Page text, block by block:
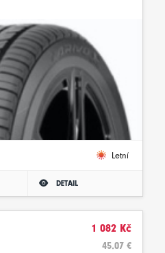
Letní
DETAIL
1 082 Kč
45.07 €